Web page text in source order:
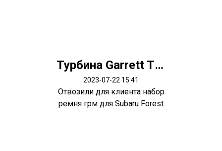
Турбина Garrett TF035 Subaru Forester EJ25 EJ20 14412AA420
2023-07-22 15:41
Отвозили для клиента набор
ремня грм для Subaru Forest